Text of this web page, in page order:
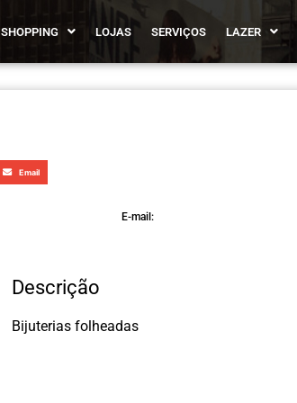
SHOPPING LOJAS SERVIÇOS LAZER
Email
E-mail:
Descrição
Bijuterias folheadas